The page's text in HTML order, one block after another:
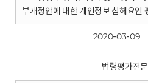
부개정안에 대한 개인정보 침해요인
2020-03-09
법령평가전